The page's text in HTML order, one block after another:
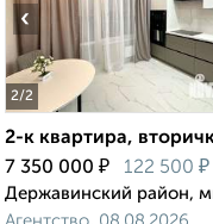
2/2
‹
2-к квартира,
7 350 000 ₽ 122 500 ₽
Державинский район,